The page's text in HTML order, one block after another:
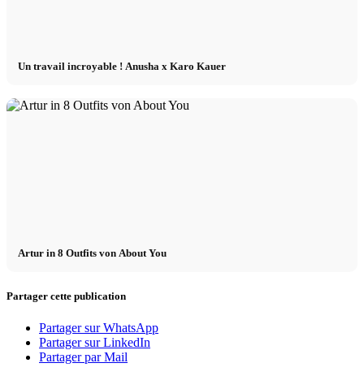
Un travail incroyable ! Anusha x Karo Kauer
Artur in 8 Outfits von About You
Partager cette publication
Partager sur WhatsApp
Partager sur LinkedIn
Partager par Mail